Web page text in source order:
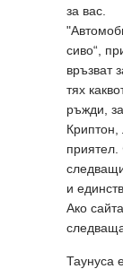
за вас.
сиво“,
връзват
тях
ръжди,
Криптон,
и
Ако
Таунуса